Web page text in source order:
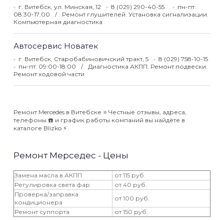
г. Витебск, ул. Минская, 12 8 (029) 290-40-55
пн-пт:
08:30-17:00
Ремонт глушителей. Установка сигнализации.
Компьютерная диагностика
Автосервис Новатек
г. Витебск, Старобабиновичский тракт, 5
8 (029) 758-10-15
пн-пт: 09:00-18:00
Диагностика АКПП. Ремонт подвески.
Ремонт ходовой части
Ремонт Mercedes в Витебске ⭐️ Честные отзывы, адреса,
телефоны ☎️ и график работы компаний вы найдёте в
каталоге Blizko ⚡️
Ремонт Мерседес - Цены
Замена масла в АКПП
от 115 руб.
Регулировка света фар
от 40 руб.
Проверка/заправка
кондиционера
от 100 руб.
Ремонт суппорта
от 150 руб.